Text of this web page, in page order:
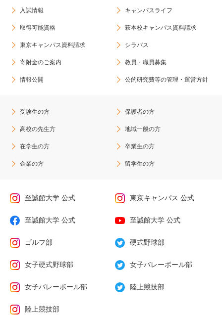
入試情報 キャンパスライフ
取得可能資格 萩本校キャンパス資料請求
東京キャンパス資料請求 シラバス
寄附金のご案内 教員・職員募集
情報公開 公的研究費等の管理・運営方針
受験生の方 保護者の方
高校の先生方 地域一般の方
在学生の方 卒業生の方
企業の方 留学生の方
至誠館大学 公式 東京キャンパス 公式
至誠館大学 公式 至誠館大学 公式
ゴルフ部 硬式野球部
女子硬式野球部 女子バレーボール部
女子バレーボール部 陸上競技部
陸上競技部